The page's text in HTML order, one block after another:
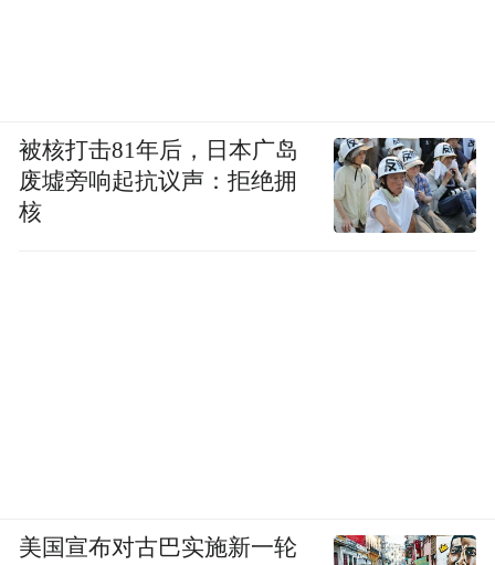
被核打击81年后，日本广岛
废墟旁响起抗议声：拒绝拥
核
美国宣布对古巴实施新一轮